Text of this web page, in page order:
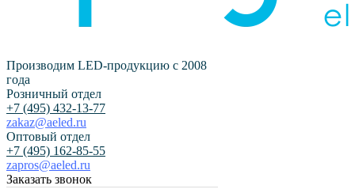
Производим LED-продукцию с 2008
года
Розничный отдел
+7 (495) 432-13-77
zakaz@aeled.ru
Оптовый отдел
+7 (495) 162-85-55
zapros@aeled.ru
Заказать звонок